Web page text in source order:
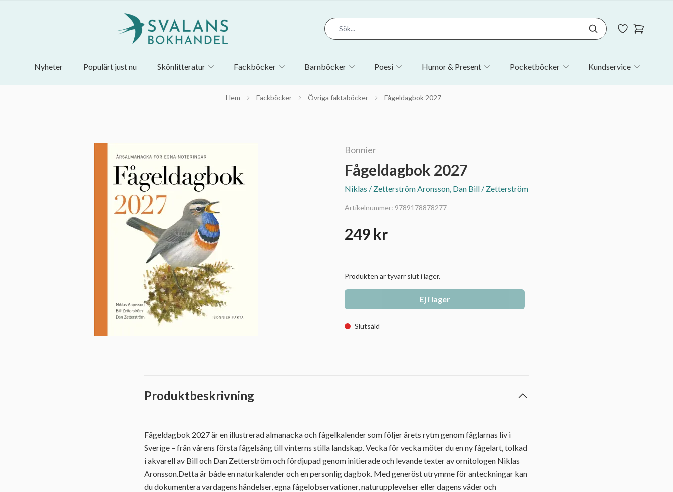
Nyheter Populärt just nu Skönlitteratur Fackböcker Barnböcker Poesi Humor & Present Pocketböcker Kundservice
Hem Fackböcker Övriga faktaböcker Fågeldagbok 2027
Bonnier
Fågeldagbok 2027
Niklas / Zetterström Aronsson, Dan Bill / Zetterström
Artikelnummer: 9789178878277
249 kr
Produkten är tyvärr slut i lager.
Ej i lager
Slutsåld
Produktbeskrivning
Fågeldagbok 2027 är en illustrerad almanacka och fågelkalender som följer årets rytm genom fåglarnas liv i
Sverige – från vårens första fågelsång till vinterns stilla landskap. Vecka för vecka möter du en ny fågelart, tolkad
i akvarell av Bill och Dan Zetterström och fördjupad genom initierade och levande texter av ornitologen Niklas
Aronsson.Detta är både en naturkalender och en personlig dagbok. Med generöst utrymme för anteckningar kan
du dokumentera vardagens händelser, egna fågelobservationer, naturupplevelser eller dagens väder och